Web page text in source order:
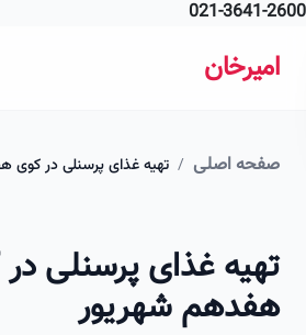
021-
اصلی / تهیه غذای پرسنلی در کوی هفدهم
غذای پرسنلی در کوی
شهریور
تصویر این صفحه به زودی اضافه می‌شود